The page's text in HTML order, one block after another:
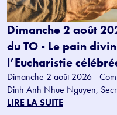
Dimanche 2 août
du TO - Le pain
l’Eucharistie
Dimanche 2 août 2026 -
Dinh Anh Nhue Nguyen,
LIRE LA SUITE